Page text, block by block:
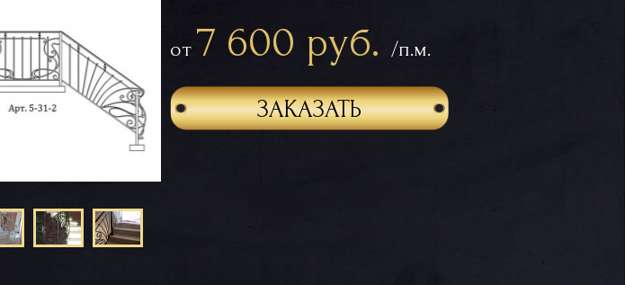
от 7 600 руб. /п.м.
ЗАКАЗАТЬ